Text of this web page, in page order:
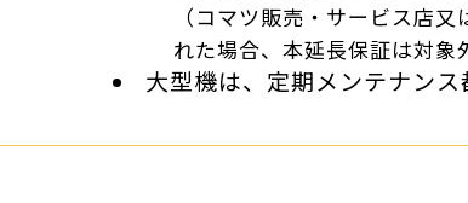
（コマツ販売・サービス店
れた場合、本延長保証は対象
大型機は、定期メンテナン